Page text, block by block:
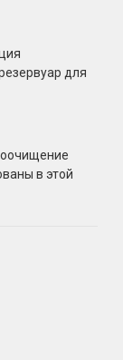
для
в этой